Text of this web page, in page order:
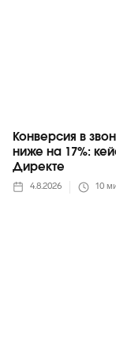
Конверсия в
ниже на 17%:
Директе
4.8.2026 10